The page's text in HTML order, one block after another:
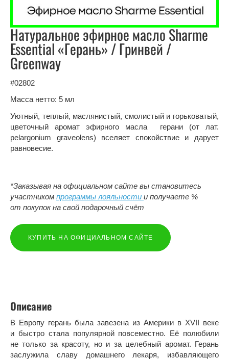
Натуральное эфирное масло Sharme
Essential «Герань» / Гринвей /
Greenway
#02802
Масса нетто: 5 мл
Уютный, теплый, маслянистый, смолистый и горьковатый,
цветочный аромат эфирного масла герани (от лат.
pelargonium graveolens) вселяет спокойствие и дарует
равновесие.
*Заказывая на официальном сайте вы становитесь
участником программы лояльности и получаете %
от покупок на свой подарочный счёт
КУПИТЬ НА ОФИЦИАЛЬНОМ САЙТЕ
Описание
В Европу герань была завезена из Америки в XVII веке
и быстро стала популярной повсеместно. Её полюбили
не только за красоту, но и за целебный аромат. Герань
заслужила славу домашнего лекаря, избавляющего